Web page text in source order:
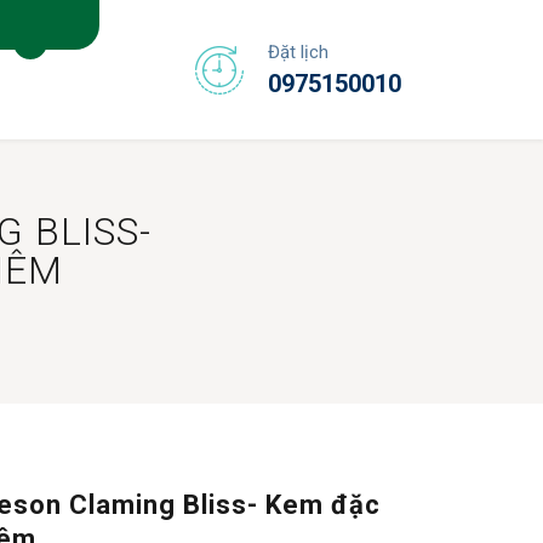
Đặt lịch
0975150010
BLISS-
Claming Bliss- Kem đặc